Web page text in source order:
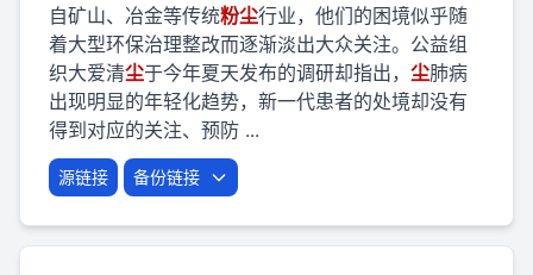
自矿山、冶金等传统粉尘行业，他们的困境似乎随
着大型环保治理整改而逐渐淡出大众关注。公益组
织大爱清尘于今年夏天发布的调研却指出， 尘肺病
出现明显的年轻化趋势，新一代患者的处境却没有
得到对应的关注、预防 ...
源链接 备份链接